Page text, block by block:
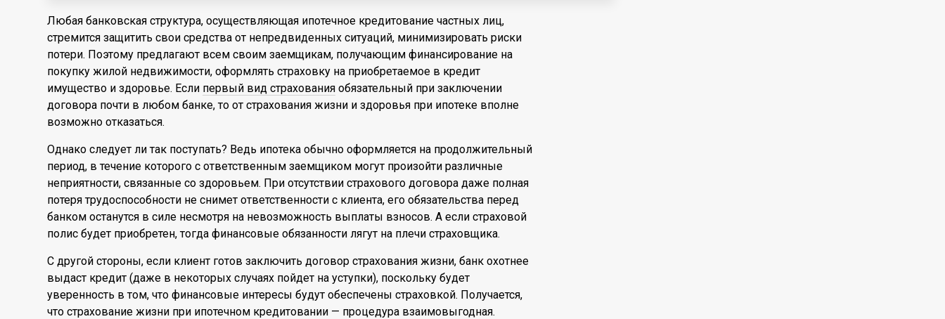
Любая банковская структура, осуществляющая ипотечное кредитование частных лиц,
стремится защитить свои средства от непредвиденных ситуаций, минимизировать риски
потери. Поэтому предлагают всем своим заемщикам, получающим финансирование на
покупку жилой недвижимости, оформлять страховку на приобретаемое в кредит
имущество и здоровье. Если первый вид страхования обязательный при заключении
договора почти в любом банке, то от страхования жизни и здоровья при ипотеке вполне
возможно отказаться.
Однако следует ли так поступать? Ведь ипотека обычно оформляется на продолжительный
период, в течение которого с ответственным заемщиком могут произойти различные
неприятности, связанные со здоровьем. При отсутствии страхового договора даже полная
потеря трудоспособности не снимет ответственности с клиента, его обязательства перед
банком останутся в силе несмотря на невозможность выплаты взносов. А если страховой
полис будет приобретен, тогда финансовые обязанности лягут на плечи страховщика.
С другой стороны, если клиент готов заключить договор страхования жизни, банк охотнее
выдаст кредит (даже в некоторых случаях пойдет на уступки), поскольку будет
уверенность в том, что финансовые интересы будут обеспечены страховкой. Получается,
что страхование жизни при ипотечном кредитовании — процедура взаимовыгодная.